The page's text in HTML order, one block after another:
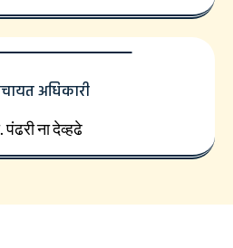
अधिकारी
पंढरी ना देव्हढे